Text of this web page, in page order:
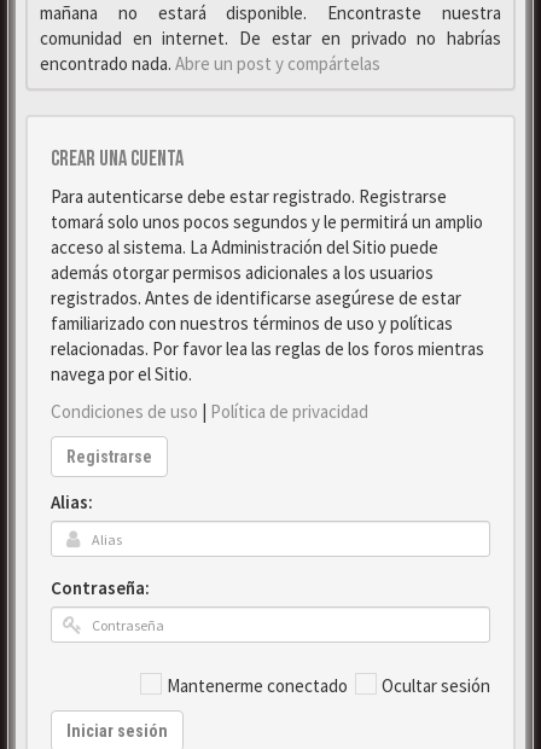
mañana no estará disponible. Encontraste nuestra
comunidad en internet. De estar en privado no habrías
encontrado nada. Abre un post y compártelas
Crear una cuenta
Para autenticarse debe estar registrado. Registrarse
tomará solo unos pocos segundos y le permitirá un amplio
acceso al sistema. La Administración del Sitio puede
además otorgar permisos adicionales a los usuarios
registrados. Antes de identificarse asegúrese de estar
familiarizado con nuestros términos de uso y políticas
relacionadas. Por favor lea las reglas de los foros mientras
navega por el Sitio.
Condiciones de uso | Política de privacidad
Registrarse
Alias:
Contraseña:
Mantenerme conectado Ocultar sesión
Iniciar sesión